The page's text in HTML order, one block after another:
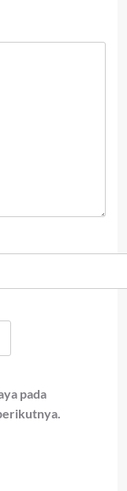
pada